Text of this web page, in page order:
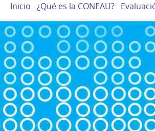
Inicio ¿Qué es la CONEAU?